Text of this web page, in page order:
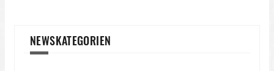
NEWSKATEGORIEN